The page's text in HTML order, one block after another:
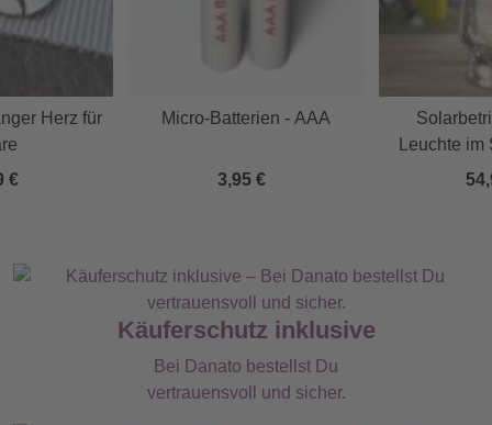
Herz für
€
Micro-Batterien - AAA
3,95 €
Leuchte
Käuferschutz inklusive
Bei Danato bestellst Du
vertrauensvoll und sicher.